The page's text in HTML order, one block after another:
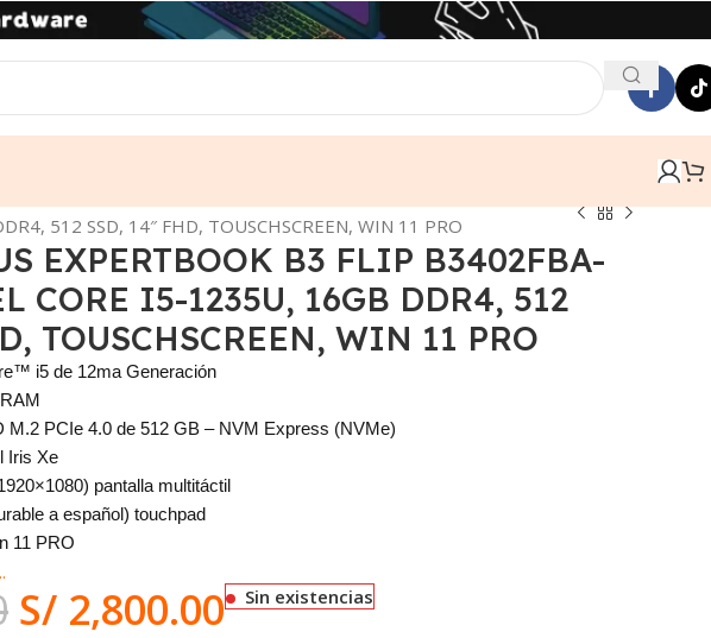
512 SSD, 14″ FHD, TOUSCHSCREEN, WIN 11 PRO
EXPERTBOOK B3 FLIP B3402FBA-
CORE I5-1235U, 16GB DDR4, 512
TOUSCHSCREEN, WIN 11 PRO
i5 de 12ma Generación
M.2 PCIe 4.0 de 512 GB – NVM Express (NVMe)
Iris Xe
pantalla multitáctil
a español) touchpad
11 PRO
S/ 2,800.00
Sin existencias